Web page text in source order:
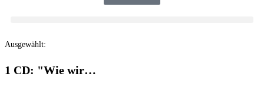
Ausgewählt:
1 CD: "Wie wir…